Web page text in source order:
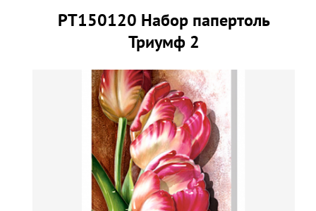
РТ150120 Набор папертоль
Триумф 2